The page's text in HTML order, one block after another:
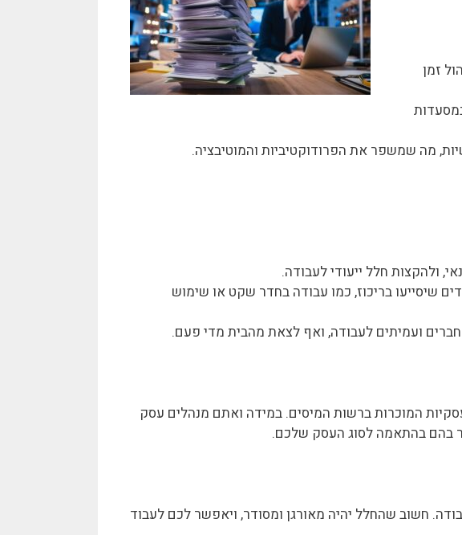
זמן
מה שמשפר את הפרודוקטיביות והמוטיבציה.
ולהקצות חלל ייעודי לעבודה.
שיסייעו בריכוז, כמו עבודה בחדר שקט או שימוש
ועמיתים לעבודה, ואף לצאת מהבית מדי פעם.
המוכרות ברשות המיסים. במידה ואתם מנהלים עסק
בהם בהתאמה לסוג העסק שלכם.
חשוב שהחלל יהיה מאורגן ומסודר, ויאפשר לכם לעבוד